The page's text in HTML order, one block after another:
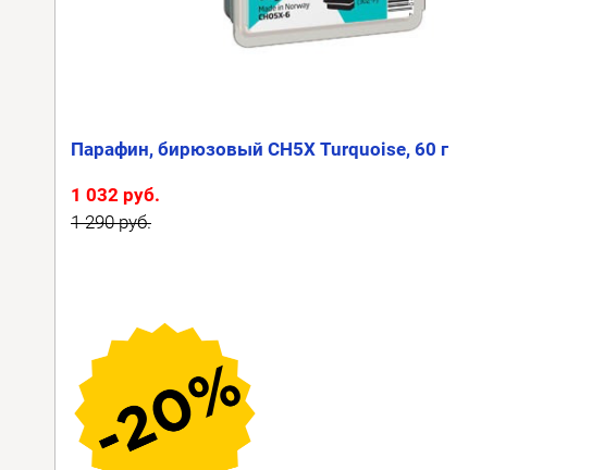
Парафин, бирюзовый CH5X Turquoise, 60 г
1 032 руб.
1 290 руб.